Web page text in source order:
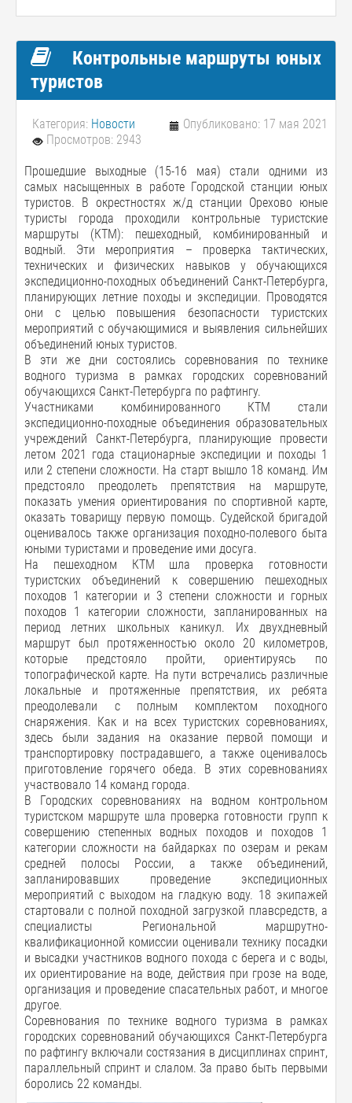
Контрольные маршруты юных
туристов
Категория: Новости
Опубликовано: 17 мая 2021
Просмотров: 2943
Прошедшие выходные (15-16 мая) стали одними из
самых насыщенных в работе Городской станции юных
туристов. В окрестностях ж/д станции Орехово юные
туристы города проходили контрольные туристские
маршруты (КТМ): пешеходный, комбинированный и
водный. Эти мероприятия – проверка тактических,
технических и физических навыков у обучающихся
экспедиционно-походных объединений Санкт-Петербурга,
планирующих летние походы и экспедиции. Проводятся
они с целью повышения безопасности туристских
мероприятий с обучающимися и выявления сильнейших
объединений юных туристов.
В эти же дни состоялись соревнования по технике
водного туризма в рамках городских соревнований
обучающихся Санкт-Петербурга по рафтингу.
Участниками комбинированного КТМ стали
экспедиционно-походные объединения образовательных
учреждений Санкт-Петербурга, планирующие провести
летом 2021 года стационарные экспедиции и походы 1
или 2 степени сложности. На старт вышло 18 команд. Им
предстояло преодолеть препятствия на маршруте,
показать умения ориентирования по спортивной карте,
оказать товарищу первую помощь. Судейской бригадой
оценивалось также организация походно-полевого быта
юными туристами и проведение ими досуга.
На пешеходном КТМ шла проверка готовности
туристских объединений к совершению пешеходных
походов 1 категории и 3 степени сложности и горных
походов 1 категории сложности, запланированных на
период летних школьных каникул. Их двухдневный
маршрут был протяженностью около 20 километров,
которые предстояло пройти, ориентируясь по
топографической карте. На пути встречались различные
локальные и протяженные препятствия, их ребята
преодолевали с полным комплектом походного
снаряжения. Как и на всех туристских соревнованиях,
здесь были задания на оказание первой помощи и
транспортировку пострадавшего, а также оценивалось
приготовление горячего обеда. В этих соревнованиях
участвовало 14 команд города.
В Городских соревнованиях на водном контрольном
туристском маршруте шла проверка готовности групп к
совершению степенных водных походов и походов 1
категории сложности на байдарках по озерам и рекам
средней полосы России, а также объединений,
запланировавших проведение экспедиционных
мероприятий с выходом на гладкую воду. 18 экипажей
стартовали с полной походной загрузкой плавсредств, а
специалисты Региональной маршрутно-
квалификационной комиссии оценивали технику посадки
и высадки участников водного похода с берега и с воды,
их ориентирование на воде, действия при грозе на воде,
организация и проведение спасательных работ, и многое
другое.
Соревнования по технике водного туризма в рамках
городских соревнований обучающихся Санкт-Петербурга
по рафтингу включали состязания в дисциплинах спринт,
параллельный спринт и слалом. За право быть первыми
боролись 22 команды.